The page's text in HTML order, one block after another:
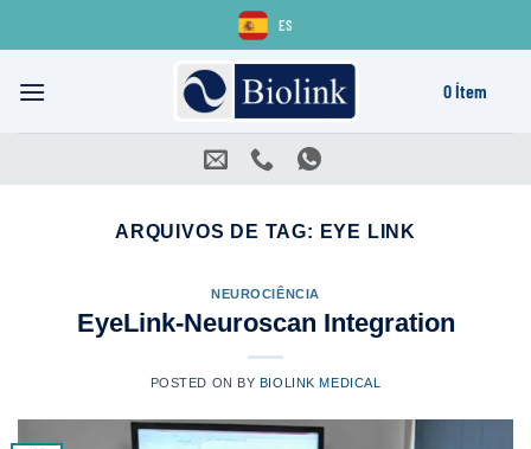
ES
0 Ítem
ARQUIVOS DE TAG: EYE LINK
NEUROCIÊNCIA
EyeLink-Neuroscan Integration
POSTED ON BY BIOLINK MEDICAL